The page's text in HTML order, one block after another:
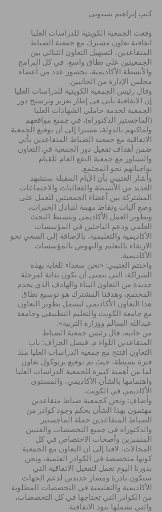
كتب إبراهيم بسيوني
وقعت الجمعية الكويتية للدراسات العليا
اتفاقية تعاون مشترك مع جمعية الضباط
المتقاعدين، لتسهيل التعاون الثنائي بين
الجمعيتين على نطاق واسع، في كل البرامج
والأنشطة الأكاديمية، بحضور عدد من أعضاء
مجلس الإدارة من الجانبين.
وقال رئيس الجمعية الكويتية للدراسات العليا
إن الاتفاقية تأتي في إطار تعزيز وترسيخ دور
الجمعية لخدمة حاملي الشهادات العليا
(الماجستير الدكتوراه)، في جميع مواقعهم
وأماكنهم بالدولة، مشيرا إلى أن توقيع الجمعية
الاتفاقية مع جمعية الضباط المتقاعدين يأتي
ضمن أهداف تفعيل دور الجمعية في التعاون
والتشاور مع جمعية النفع العام للقيام
بواجباتهم نحو المجتمع.
وأشار العتيبي بأن الأيام المقبلة ستشهد
العديد من الأنشطة والفعاليات والاجتماعات
المشتركة بين أعضاء الجمعيتين للعمل على
وضع آليات ونقاط مهمة لتبادل الخبرات،
وتطوير العمل الأكاديمي وتنشيط البحث
العلمي ودعم الباحثين في المؤسسات
الأكاديمية والتعليمية، بالإضافة إلى السعي نحو
الارتقاء بالتعليم والنهوض بالمؤسسات
الأكاديمية.
واختتم العتيبي: «نحن سعداء للغاية بهذه
الشراكة، التي نتمنى أن تكون بداية لمرحلة
جديدة من التعاون البناء والهادف الذي يخدم
المجتمع، وهدفنا المشترك هو توسيع نطاق
هذا التعاون الأكاديمي ليشمل تطوير التعاون
مع جامعة الكويت والتعليم التطبيقي وجامعة
عبدالله السالم ووزارة التربية».
من جانبه، قال رئيس جمعية الضباط
المتقاعدين اللواء م. فيصل الجزاف: باب
التعاون افتتح مع جمعية الدراسات العليا منذ
فترة بسيطة، حيث تم توقيع برتوكول تعاون
لما من أهمية كبيرة للجمعية الدراسات العليا
واهتمامها بالشأن الأكاديمي، والمستوى
الأكاديمي في الكويت.
وأضاف: ونحن كجمعية ضباط متقاعدين
مهتمون بهذا الشأن بحكم وجود كوادر من
الضباط المتقاعدين حملة الماجستير
والدكتوراه في جميع التخصصات والفنيين
المتميزين وأصحاب الاختصاص في كل
المجالات، لافتا إلى ان التعاون مع الجمعية
كونها متخصصة في الكوادر العلمية، ونحن
بدورنا اليوم نعمل لتفعيل الاتفاقية التي
ستكون بادرة ومسار جديدين لدعم الجهات
الأكاديمية والتعليمية في التخصصات المطلوبة
من الكوادر التي تحتاجها في كل التخصصات،
والتي تشملها بنود الاتفاقية.